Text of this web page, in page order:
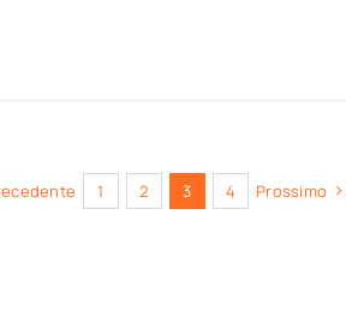
1 2 3 4 Prossimo